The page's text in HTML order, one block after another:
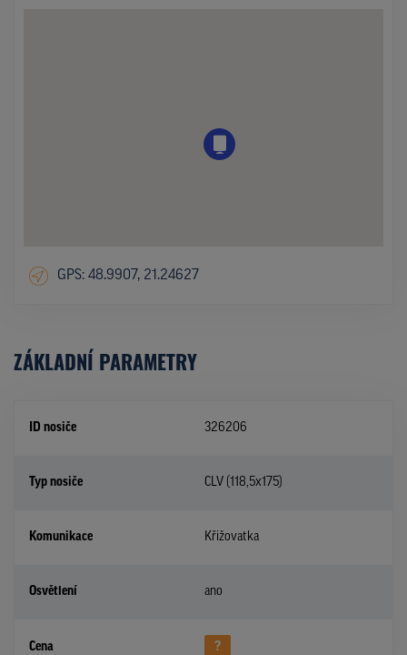
GPS: 48.9907, 21.24627
ZÁKLADNÍ PARAMETRY
ID nosiče 326206
Typ nosiče CLV (118,5x175)
Komunikace Křižovatka
Osvětlení ano
Cena ?